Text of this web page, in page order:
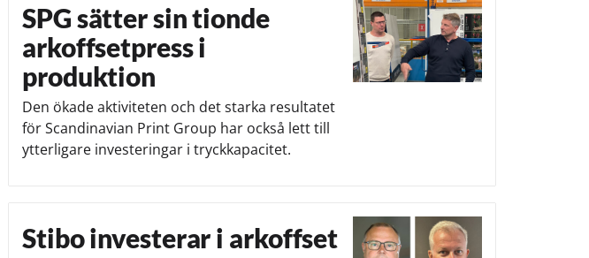
SPG sätter sin tionde
arkoffsetpress i
produktion
Den ökade aktiviteten och det starka resultatet
för Scandinavian Print Group har också lett till
ytterligare investeringar i tryckkapacitet.
Stibo investerar i arkoffset